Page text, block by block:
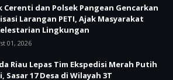
Cerenti dan Polsek Pangean Gencarkan
Larangan PETI, Ajak Masyarakat
Lingkungan
01, 2026
Riau Lepas Tim Ekspedisi Merah Putih
Sasar 17 Desa di Wilayah 3T